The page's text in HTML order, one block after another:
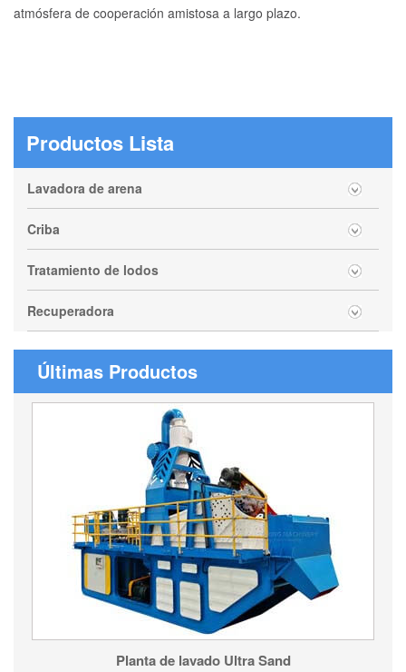
atmósfera de cooperación amistosa a largo plazo.
Productos Lista
Lavadora de arena
Criba
Tratamiento de lodos
Recuperadora
Últimas Productos
Planta de lavado Ultra Sand